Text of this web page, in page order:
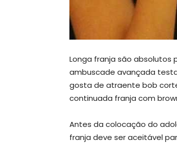
Longa franja são absolutos
ambuscade avançada
gosta de atraente bob
continuada franja com
Antes da colocação do
franja deve ser aceitável